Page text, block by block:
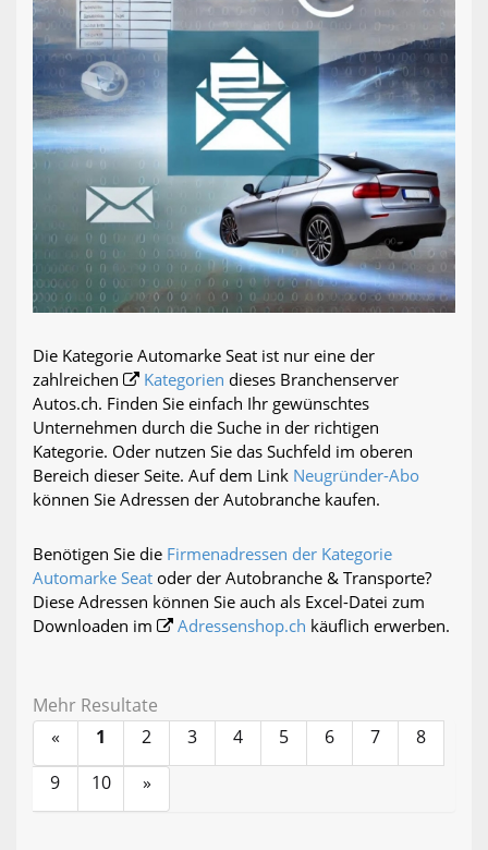
Die Kategorie Automarke Seat ist nur eine der
zahlreichen
Kategorien dieses Branchenserver
Autos.ch. Finden Sie einfach Ihr gewünschtes
Unternehmen durch die Suche in der richtigen
Kategorie. Oder nutzen Sie das Suchfeld im oberen
Bereich dieser Seite. Auf dem Link Neugründer-Abo
können Sie Adressen der Autobranche kaufen.
Benötigen Sie die Firmenadressen der Kategorie
Automarke Seat oder der Autobranche & Transporte?
Diese Adressen können Sie auch als Excel-Datei zum
Downloaden im
Adressenshop.ch käuflich erwerben.
Mehr Resultate
«
1 2 3 4 5 6 7
8
9
10 »